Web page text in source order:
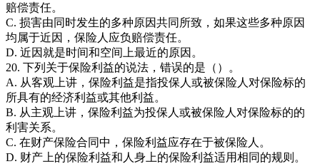
赔偿责任。
C. 损害由同时发生的多种原因共同所致，如果这些多种原因
均属于近因，保险人应负赔偿责任。
D. 近因就是时间和空间上最近的原因。
20. 下列关于保险利益的说法，错误的是（）。
A. 从客观上讲，保险利益是指投保人或被保险人对保险标的
所具有的经济利益或其他利益。
B. 从主观上讲，保险利益为投保人或被保险人对保险标的的
利害关系。
C. 在财产保险合同中，保险利益应存在于被保险人。
D. 财产上的保险利益和人身上的保险利益适用相同的规则。